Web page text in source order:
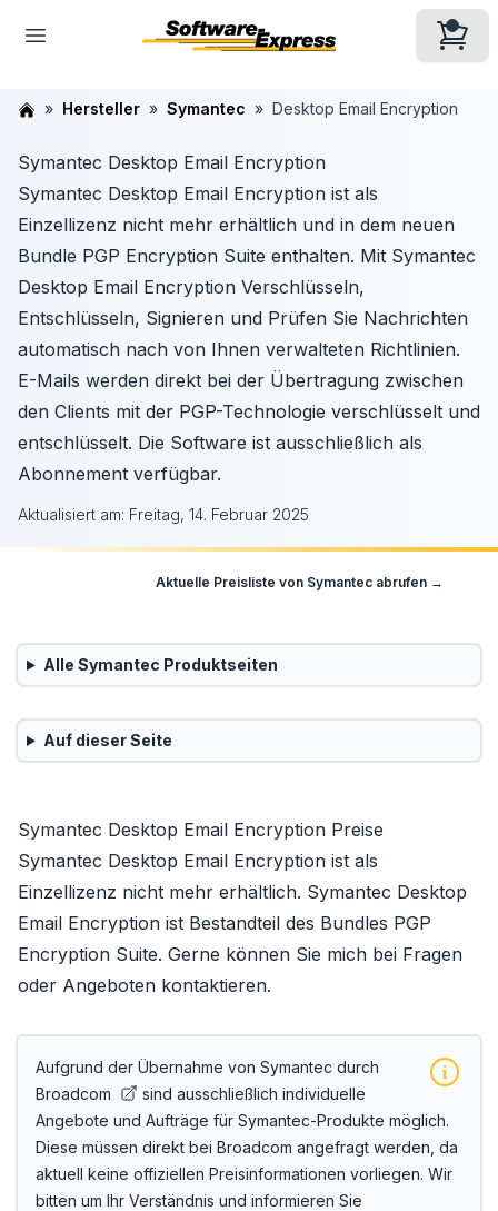
Hersteller Symantec Desktop Email Encryption
Symantec Desktop Email Encryption
Symantec Desktop Email Encryption ist als
Einzellizenz nicht mehr erhältlich und in dem neuen
Bundle PGP Encryption Suite enthalten. Mit Symantec
Desktop Email Encryption Verschlüsseln,
Entschlüsseln, Signieren und Prüfen Sie Nachrichten
automatisch nach von Ihnen verwalteten Richtlinien.
E-Mails werden direkt bei der Übertragung zwischen
den Clients mit der PGP-Technologie verschlüsselt und
entschlüsselt. Die Software ist ausschließlich als
Abonnement verfügbar.
Aktualisiert am: Freitag, 14. Februar 2025
Aktuelle Preisliste von Symantec abrufen →
Alle Symantec Produktseiten
Auf dieser Seite
Symantec Desktop Email Encryption Preise
Symantec Desktop Email Encryption ist als
Einzellizenz nicht mehr erhältlich. Symantec Desktop
Email Encryption ist Bestandteil des Bundles PGP
Encryption Suite. Gerne können Sie mich bei Fragen
oder Angeboten kontaktieren.
Aufgrund der Übernahme von Symantec durch
Broadcom
sind ausschließlich individuelle
Angebote und Aufträge für Symantec-Produkte möglich.
Diese müssen direkt bei Broadcom angefragt werden, da
aktuell keine offiziellen Preisinformationen vorliegen. Wir
bitten um Ihr Verständnis und informieren Sie